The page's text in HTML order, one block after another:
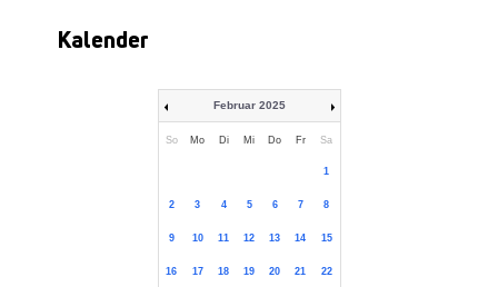
Kalender
Februar 2025
So Mo Di Mi Do Fr Sa
1
2 3 4 5 6 7 8
9 10 11 12 13 14 15
16 17 18 19 20 21 22